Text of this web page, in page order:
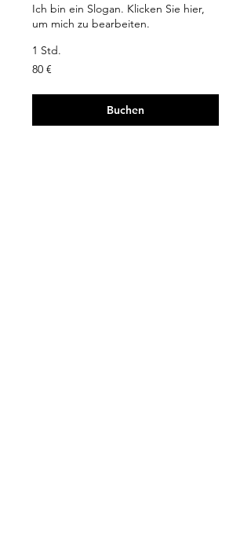
Ich bin ein Slogan. Klicken Sie hier,
um mich zu bearbeiten.
1 Std.
80
Euro
80 €
Buchen